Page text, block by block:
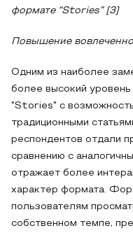
формате “Stories” [3]
Повышение
Одним из наиболее
более высокий
"Stories" с
традиционными
респондентов отдали
сравнению с
отражает более
характер формата.
пользователям
собственном темпе,